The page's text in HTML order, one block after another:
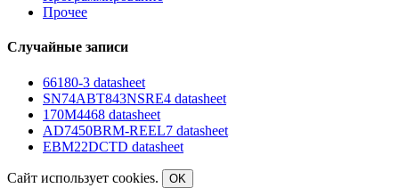
Прочее
Случайные записи
66180-3 datasheet
SN74ABT843NSRE4 datasheet
170M4468 datasheet
AD7450BRM-REEL7 datasheet
EBM22DCTD datasheet
Сайт использует cookies.
OK